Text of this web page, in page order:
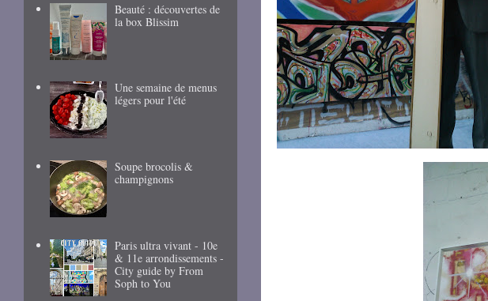
Beauté : découvertes de
la box Blissim
Une semaine de menus
légers pour l'été
Soupe brocolis &
champignons
Paris ultra vivant - 10e
& 11e arrondissements -
City guide by From
Soph to You